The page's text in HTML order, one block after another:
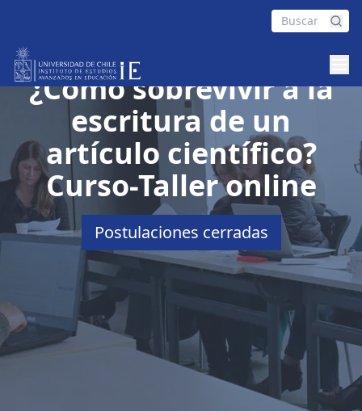
Escritura Académica:
¿Cómo sobrevivir a la
escritura de un
artículo científico?
Curso-Taller online
Postulaciones cerradas